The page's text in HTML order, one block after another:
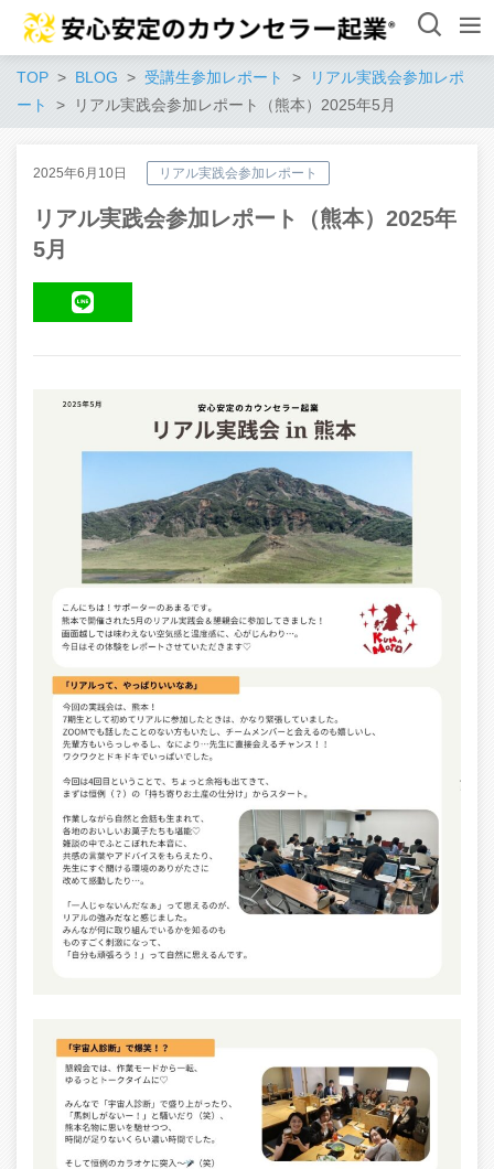
TOP BLOG 受講生参加レポート
リアル実践会参加レポ
ート
リアル実践会参加レポート（熊本）2025年5月
2025年6月10日 リアル実践会参加レポート
リアル実践会参加レポート（熊本）2025年
5月